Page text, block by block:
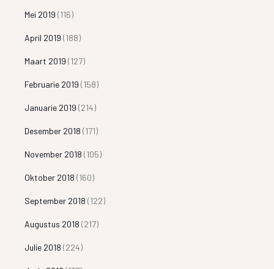
Mei 2019 (116)
April 2019 (188)
Maart 2019 (127)
Februarie 2019 (158)
Januarie 2019 (214)
Desember 2018 (171)
November 2018 (105)
Oktober 2018 (160)
September 2018 (122)
Augustus 2018 (217)
Julie 2018 (224)